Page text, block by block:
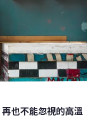
設立在永興村的風機
最近提出的陸域風機
、噪音和眩影干擾 是
曾當選全國十大傑出漁
萬顆文蛤，可以收
多，只好減少放養數
。為什
也不能忽視的高溫